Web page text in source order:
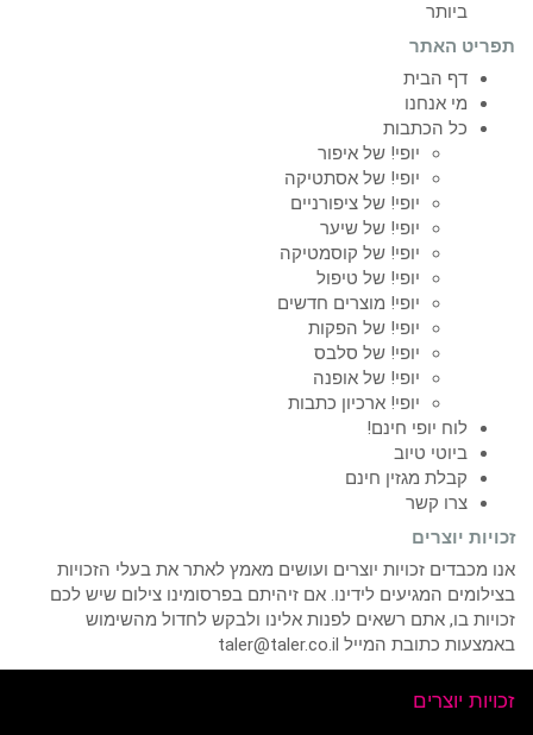
ביותר
תפריט האתר
דף הבית
מי אנחנו
כל הכתבות
יופי! של איפור
יופי! של אסתטיקה
יופי! של ציפורניים
יופי! של שיער
יופי! של קוסמטיקה
יופי! של טיפול
יופי! מוצרים חדשים
יופי! של הפקות
יופי! של סלבס
יופי! של אופנה
יופי! ארכיון כתבות
לוח יופי חינם!
ביוטי טיוב
קבלת מגזין חינם
צרו קשר
זכויות יוצרים
אנו מכבדים זכויות יוצרים ועושים מאמץ לאתר את בעלי הזכויות
בצילומים המגיעים לידינו. אם זיהיתם בפרסומינו צילום שיש לכם
זכויות בו, אתם רשאים לפנות אלינו ולבקש לחדול מהשימוש
באמצעות כתובת המייל taler@taler.co.il
זכויות יוצרים